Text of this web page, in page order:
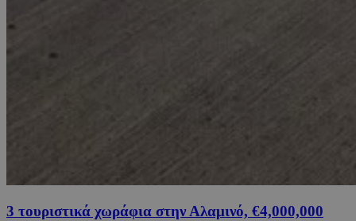
3 τουριστικά χωράφια στην Αλαμινό, €4,000,000